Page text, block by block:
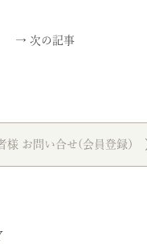
→ 次の記事
様 お問い合せ(会員登録）